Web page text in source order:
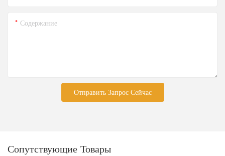
Содержание
Отправить Запрос Сейчас
Сопутствующие Товары